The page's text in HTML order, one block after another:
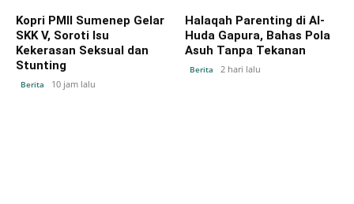
Kopri PMII Sumenep Gelar
SKK V, Soroti Isu
Kekerasan Seksual dan
Stunting
Berita 10 jam lalu
Halaqah Parenting di Al-
Huda Gapura, Bahas Pola
Asuh Tanpa Tekanan
Berita 2 hari lalu